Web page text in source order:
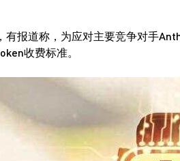
有报道称，为应对主要竞争对手
收费标准。